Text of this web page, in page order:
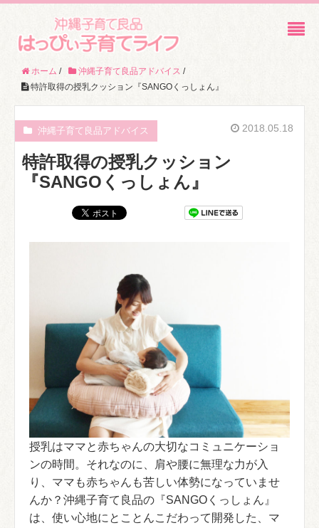
ホーム / 沖縄子育て良品アドバイス /
特許取得の授乳クッション『SANGOくっしょん』
沖縄子育て良品アドバイス 2018.05.18
特許取得の授乳クッション
『SANGOくっしょん』
授乳はママと赤ちゃんの大切なコミュニケーショ
ンの時間。それなのに、肩や腰に無理な力が入
り、ママも赤ちゃんも苦しい体勢になっていませ
んか？沖縄子育て良品の『SANGOくっしょん』
は、使い心地にとことんこだわって開発した、マ